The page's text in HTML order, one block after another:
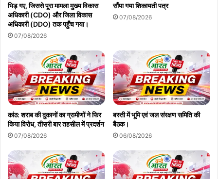
भिड़ गए, जिससे पूरा मामला मुख्य विकास
अधिकारी (CDO) और जिला विकास
अधिकारी (DDO) तक पहुँच गया।
07/08/2026
सौंपा गया शिकायती पत्र
07/08/2026
कांठ: शराब की दुकानों का ग्रामीणों ने फिर
किया विरोध, तीसरी बार तहसील में प्रदर्शन
07/08/2026
बस्ती में भूमि एवं जल संरक्षण समिति की
बैठक।
06/08/2026